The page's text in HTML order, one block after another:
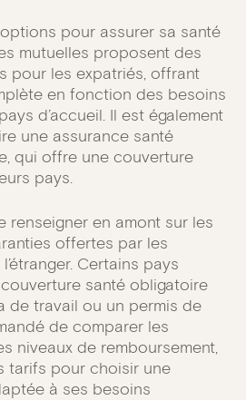
pour assurer sa santé
mutuelles proposent des
pour les expatriés, offrant
en fonction des besoins
d’accueil. Il est également
une assurance santé
qui offre une couverture
pays.
renseigner en amont sur les
offertes par les
Certains pays
santé obligatoire
de travail ou un permis de
de comparer les
niveaux de remboursement,
tarifs pour choisir une
à ses besoins